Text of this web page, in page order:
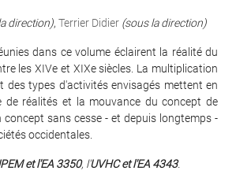
direction), Terrier Didier (sous la direction)
dans ce volume éclairent la réalité du
les XIVe et XIXe siècles. La multiplication
des types d'activités envisagés mettent en
de réalités et la mouvance du concept de
sans cesse - et depuis longtemps -
occidentales.
et l'EA 3350, l'UVHC et l'EA 4343.